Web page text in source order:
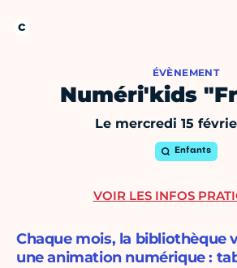
ÉVÈNEMENT
Numéri'kids
Le mercredi 15
Enfants
Chaque mois, la bibliothèque
une animation numérique :
VOIR LES INFOS